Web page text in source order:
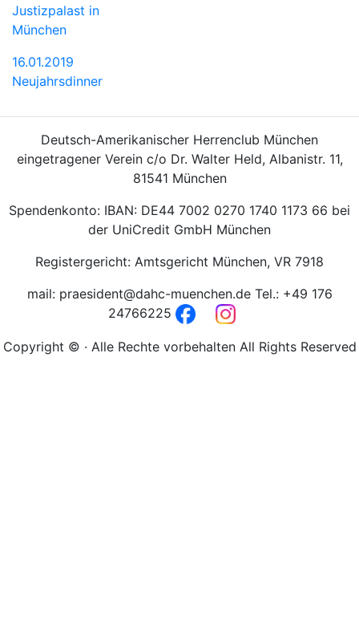
Justizpalast in
München
16.01.2019
Neujahrsdinner
Deutsch-Amerikanischer Herrenclub München
eingetragener Verein c/o Dr. Walter Held, Albanistr. 11,
81541 München
Spendenkonto: IBAN: DE44 7002 0270 1740 1173 66 bei
der UniCredit GmbH München
Registergericht: Amtsgericht München, VR 7918
mail: praesident@dahc-muenchen.de Tel.: +49 176
24766225
Copyright © · Alle Rechte vorbehalten All Rights Reserved